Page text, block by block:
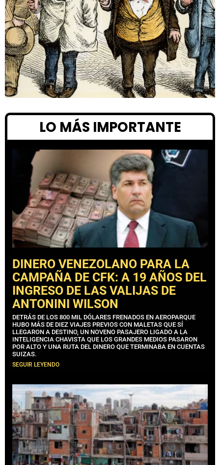
LO MÁS IMPORTANTE
DINERO VENEZOLANO PARA LA
CAMPAÑA DE CFK: A 19 AÑOS DEL
INGRESO DE LAS VALIJAS DE
ANTONINI WILSON
DETRÁS DE LOS 800 MIL DÓLARES FRENADOS EN AEROPARQUE
HUBO MÁS DE DIEZ VIAJES PREVIOS CON MALETAS QUE SÍ
LLEGARON A DESTINO, UN NOVENO PASAJERO LIGADO A LA
INTELIGENCIA CHAVISTA QUE LOS GRANDES MEDIOS PASARON
POR ALTO Y UNA RUTA DEL DINERO QUE TERMINABA EN CUENTAS
SUIZAS.
SEGUIR LEYENDO